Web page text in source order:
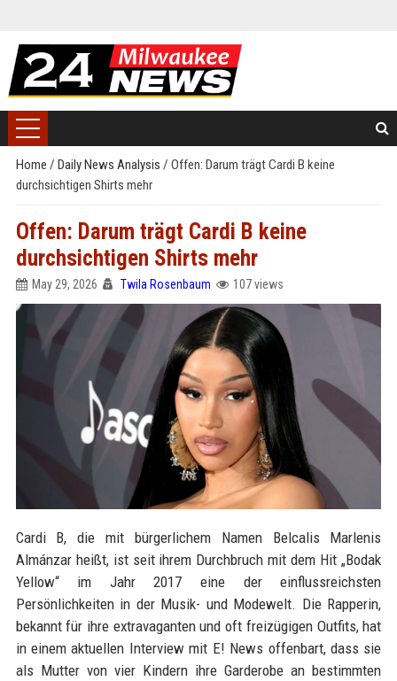
Home / Daily News Analysis / Offen: Darum trägt Cardi B keine
durchsichtigen Shirts mehr
Offen: Darum trägt Cardi B keine
durchsichtigen Shirts mehr
May 29, 2026 Twila Rosenbaum 107 views
Cardi B, die mit bürgerlichem Namen Belcalis Marlenis
Almánzar heißt, ist seit ihrem Durchbruch mit dem Hit „Bodak
Yellow“ im Jahr 2017 eine der einflussreichsten
Persönlichkeiten in der Musik- und Modewelt. Die Rapperin,
bekannt für ihre extravaganten und oft freizügigen Outfits, hat
in einem aktuellen Interview mit E! News offenbart, dass sie
als Mutter von vier Kindern ihre Garderobe an bestimmten